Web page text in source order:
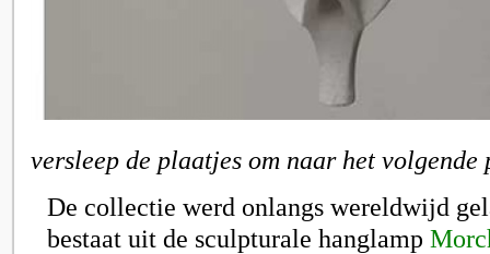
versleep de plaatjes om naar het
De collectie werd onlangs wereldwijd
bestaat uit de sculpturale hanglamp